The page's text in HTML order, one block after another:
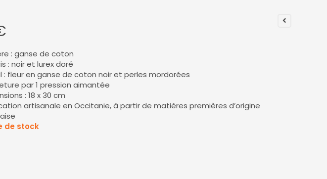
: ganse de coton
: noir et lurex doré
: fleur en ganse de coton noir et perles mordorées
par 1 pression aimantée
: 18 x 30 cm
artisanale en Occitanie, à partir de matières premières d’origine
de stock